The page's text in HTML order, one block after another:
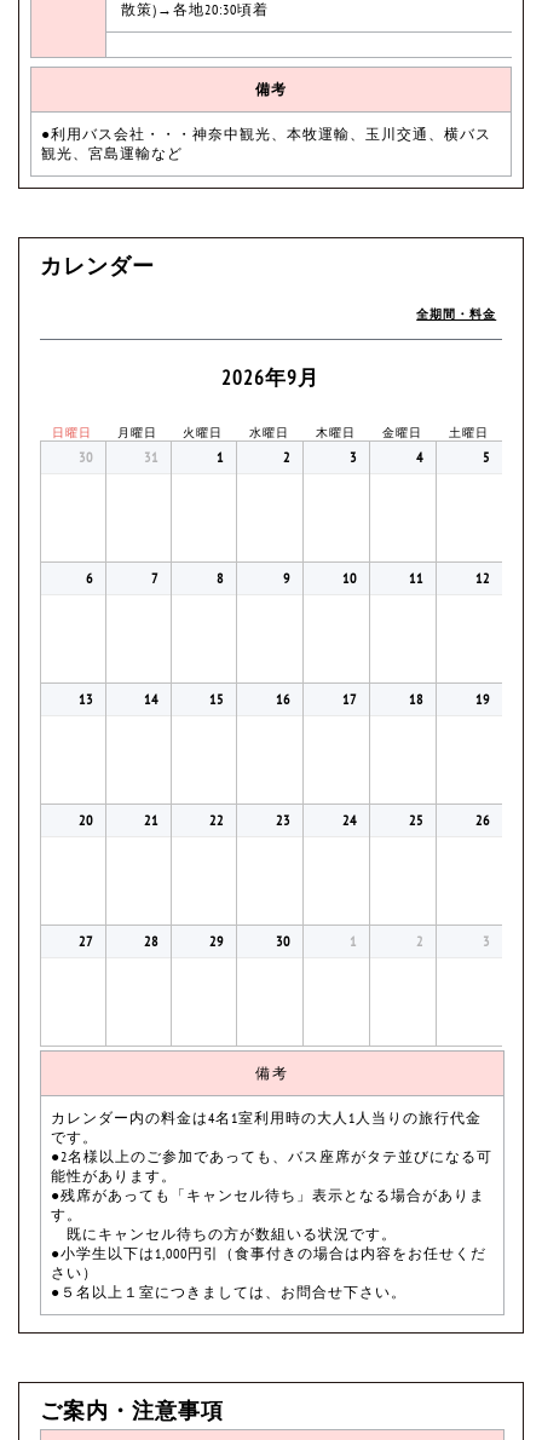
散策)→各地20:30頃着
備考
●利用バス会社・・・神奈中観光、本牧運輸、玉川交通、横バス
観光、宮島運輸など
カレンダー
全期間・料金
2026年9月
日曜日 月曜日 火曜日 水曜日 木曜日 金曜日 土曜日
30 31 1 2 3 4 5
6 7 8 9 10 11 12
13 14 15 16 17 18 19
20 21 22 23 24 25 26
27 28 29 30 1 2 3
備考
カレンダー内の料金は4名1室利用時の大人1人当りの旅行代金
です。
●2名様以上のご参加であっても、バス座席がタテ並びになる可
能性があります。
●残席があっても「キャンセル待ち」表示となる場合がありま
す。
既にキャンセル待ちの方が数組いる状況です。
●小学生以下は1,000円引（食事付きの場合は内容をお任せくだ
さい）
●５名以上１室につきましては、お問合せ下さい。
ご案内・注意事項